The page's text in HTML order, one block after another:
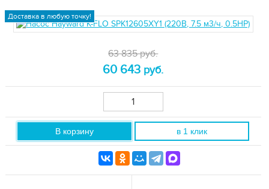
Доставка в любую точку!
63 835 руб.
60 643 руб.
В корзину в 1 клик